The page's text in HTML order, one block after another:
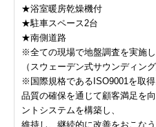
★浴室暖房乾燥機付
★駐車スペース2台
★南側道路
※全ての現場で地盤調査を実施し
（スウェーデン式サウンディング
※国際規格であるISO9001を取得
品質の確保を通じて顧客満足を
ントシステムを構築し、
維持し、継続的に改善をおこなう